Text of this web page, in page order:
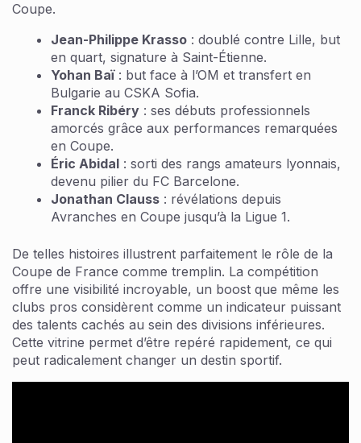
Coupe.
Jean-Philippe Krasso : doublé contre Lille, but
en quart, signature à Saint-Étienne.
Yohan Baï: but face à l’OM et transfert en
Bulgarie au CSKA Sofia.
Franck Ribéry : ses débuts professionnels
amorcés grâce aux performances remarquées
en Coupe.
Éric Abidal : sorti des rangs amateurs lyonnais,
devenu pilier du FC Barcelone.
Jonathan Clauss : révélations depuis
Avranches en Coupe jusqu’à la Ligue 1.
De telles histoires illustrent parfaitement le rôle de la
Coupe de France comme tremplin. La compétition
offre une visibilité incroyable, un boost que même les
clubs pros considèrent comme un indicateur puissant
des talents cachés au sein des divisions inférieures.
Cette vitrine permet d’être repéré rapidement, ce qui
peut radicalement changer un destin sportif.